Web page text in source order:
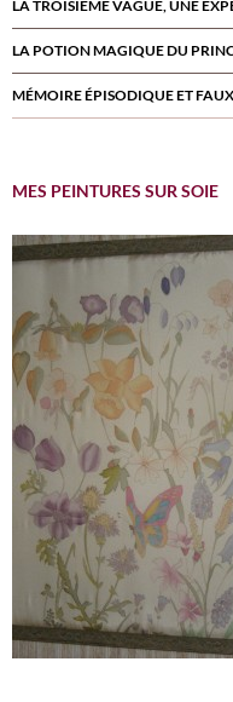
LA TROISIÈME VAGUE, UNE
LA POTION MAGIQUE DU
MÉMOIRE ÉPISODIQUE ET
MES PEINTURES SUR SOIE